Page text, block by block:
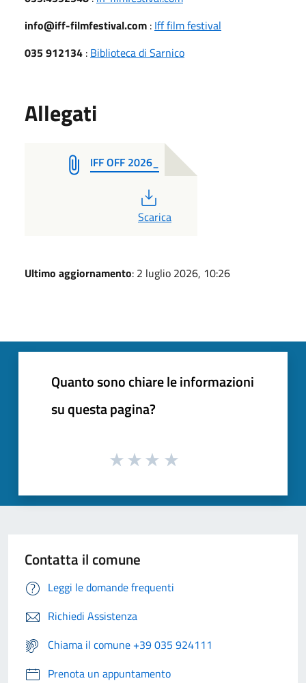
info@iff-filmfestival.com : Iff film festival
035 912134 : Biblioteca di Sarnico
Allegati
IFF OFF 2026_
PDF
Scarica
Ultimo aggiornamento: 2 luglio 2026, 10:26
Quanto sono chiare le informazioni
su questa pagina?
Contatta il comune
Leggi le domande frequenti
Richiedi Assistenza
Chiama il comune +39 035 924111
Prenota un appuntamento